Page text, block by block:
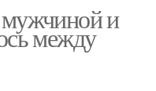
и
между